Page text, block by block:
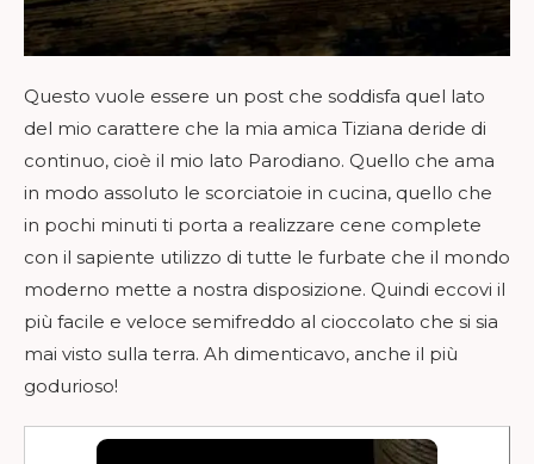
Questo vuole essere un post che soddisfa quel lato
del mio carattere che la mia amica Tiziana deride di
continuo, cioè il mio lato Parodiano. Quello che ama
in modo assoluto le scorciatoie in cucina, quello che
in pochi minuti ti porta a realizzare cene complete
con il sapiente utilizzo di tutte le furbate che il mondo
moderno mette a nostra disposizione. Quindi eccovi il
più facile e veloce semifreddo al cioccolato che si sia
mai visto sulla terra. Ah dimenticavo, anche il più
godurioso!